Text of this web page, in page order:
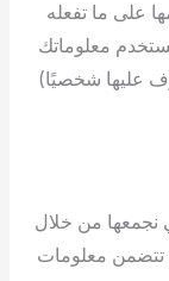
على ما تفعله
معلوماتك
عليها شخصيًا)
نجمعها من خلال
تتضمن معلومات